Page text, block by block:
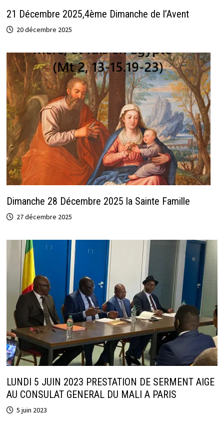
21 Décembre 2025,4ème Dimanche de l’Avent
20 décembre 2025
Dimanche 28 Décembre 2025 la Sainte Famille
27 décembre 2025
LUNDI 5 JUIN 2023 PRESTATION DE SERMENT AIGE
AU CONSULAT GENERAL DU MALI A PARIS
5 juin 2023